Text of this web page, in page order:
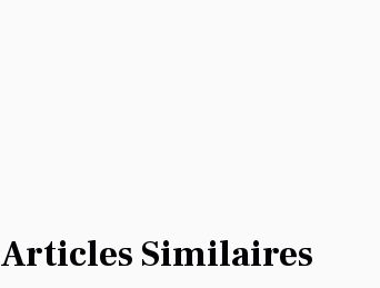
Articles Similaires